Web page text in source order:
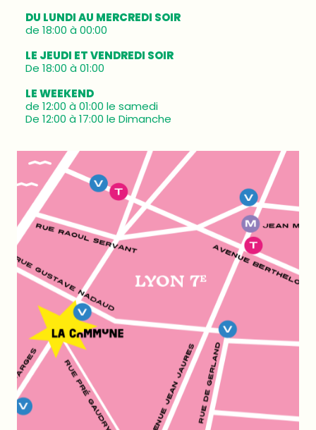
DU LUNDI AU MERCREDI SOIR
de 18:00 à 00:00
LE JEUDI ET VENDREDI SOIR
De 18:00 à 01:00
LE WEEKEND
de 12:00 à 01:00 le samedi
De 12:00 à 17:00 le Dimanche